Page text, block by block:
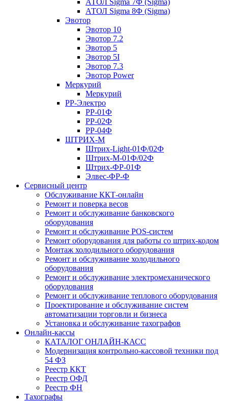
АТОЛ Sigma 7Ф (Sigma)
АТОЛ Sigma 8Ф (Sigma)
Эвотор
Эвотор 10
Эвотор 7.2
Эвотор 5
Эвотор 5I
Эвотор 7.3
Эвотор Power
Меркурий
Меркурий
РР-Электро
РР-01Ф
РР-02Ф
РР-04Ф
ШТРИХ-М
Штрих-Light-01Ф/02Ф
Штрих-М-01Ф/02Ф
Штрих-ФР-01Ф
Элвес-ФР-Ф
Сервисный центр
Обслуживание ККТ-онлайн
Ремонт и поверка весов
Ремонт и обслуживание банковского
оборудования
Ремонт и обслуживание POS-систем
Ремонт оборудования для работы со штрих-кодом
Монтаж холодильного оборудования
Ремонт и обслуживание холодильного
оборудования
Ремонт и обслуживание электромеханического
оборудования
Ремонт и обслуживание теплового оборудования
Проектирование и обслуживание систем
автоматизации торговли и бизнеса
Установка и обслуживание тахографов
Онлайн-кассы
КАТАЛОГ ОНЛАЙН-КАСС
Модернизация контрольно-кассовой техники под
54 ФЗ
Реестр ККТ
Реестр ОФД
Реестр ФН
Тахографы